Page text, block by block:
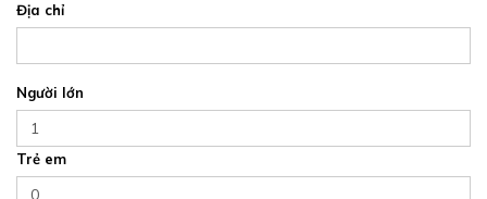
Địa chỉ
Người lớn
Trẻ em